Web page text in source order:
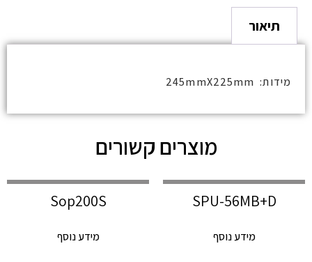
תיאור
מידות: 245mmX225mm
מוצרים קשורים
SPU-56MB+D
מידע נוסף
Sop200S
מידע נוסף